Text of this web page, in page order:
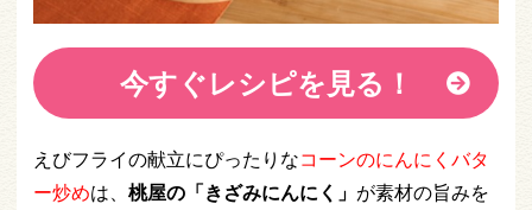
今すぐレシピを見る！
えびフライの献立にぴったりなコーンのにんにくバタ
ー炒めは、 桃屋の「きざみにんにく」 が素材の旨みを